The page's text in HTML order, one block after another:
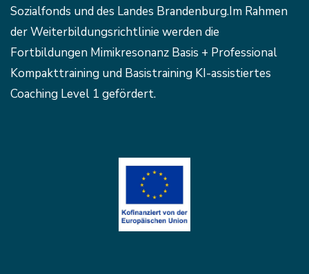
Sozialfonds und des Landes Brandenburg.Im Rahmen
der Weiterbildungsrichtlinie werden die
Fortbildungen Mimikresonanz Basis + Professional
Kompakttraining und Basistraining KI-assistiertes
Coaching Level 1 gefördert.